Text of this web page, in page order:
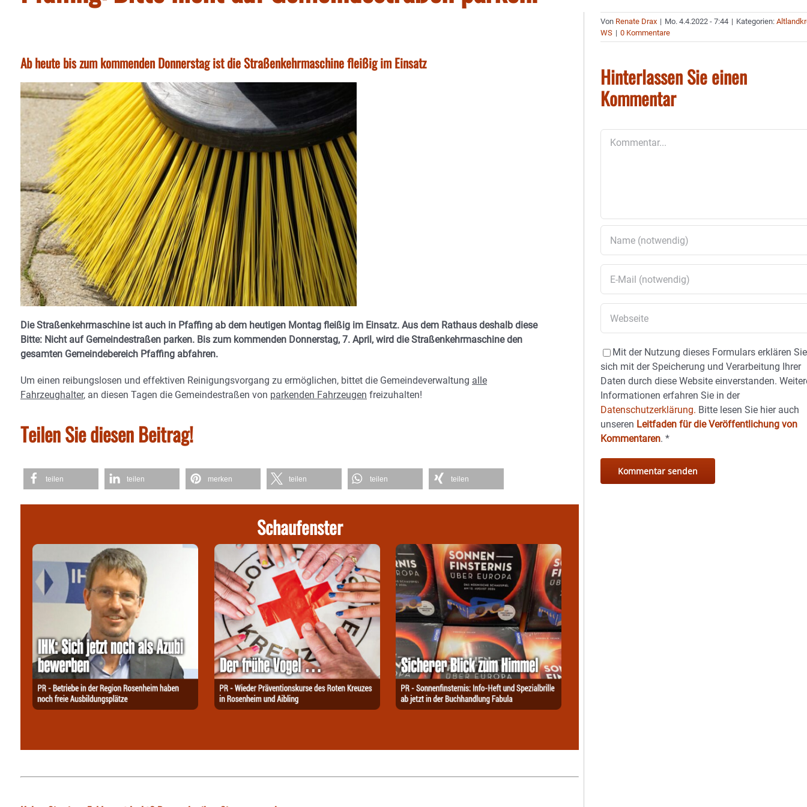
Ab heute bis zum kommenden Donnerstag ist die Straßenkehrmaschine fleißig im Einsatz
Die Straßenkehrmaschine ist auch in Pfaffing ab dem heutigen Montag fleißig im Einsatz. Aus dem Rathaus deshalb diese
Bitte: Nicht auf Gemeindestraßen parken. Bis zum kommenden Donnerstag, 7. April, wird die Straßenkehrmaschine den
gesamten Gemeindebereich Pfaffing abfahren.
Um einen reibungslosen und effektiven Reinigungsvorgang zu ermöglichen, bittet die Gemeindeverwaltung alle
Fahrzeughalter, an diesen Tagen die Gemeindestraßen von parkenden Fahrzeugen freizuhalten!
Teilen Sie diesen Beitrag!
teilen teilen merken teilen teilen teilen
Schaufenster
Von Renate Drax | Mo. 4.4.2022 - 7:44 | Kategorien:
WS | 0 Kommentare
Hinterlassen Sie einen
Kommentar
Mit der Nutzung dieses Formulars erklären Sie
sich mit der Speicherung und Verarbeitung Ihrer
Daten durch diese Website einverstanden.
Informationen erfahren Sie in der
Datenschutzerklärung. Bitte lesen Sie hier auch
unseren Leitfaden für die Veröffentlichung von
Kommentaren.*